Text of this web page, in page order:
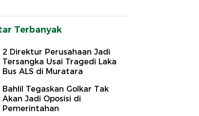
Terbanyak
2 Direktur Perusahaan Jadi
Tersangka Usai Tragedi Laka
Bus ALS di Muratara
Bahlil Tegaskan Golkar Tak
Akan Jadi Oposisi di
Pemerintahan